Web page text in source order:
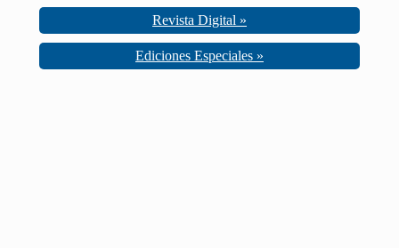
Revista Digital »
Ediciones Especiales »